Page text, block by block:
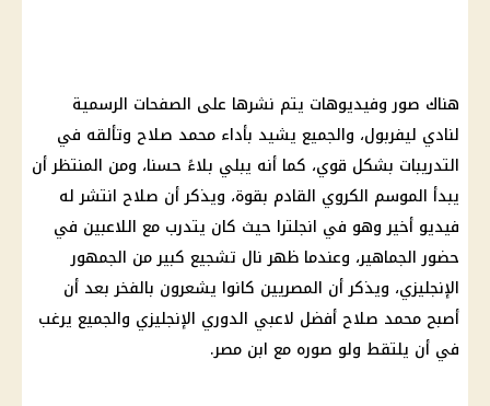
هناك صور وفيديوهات يتم نشرها على الصفحات الرسمية
لنادي ليفربول، والجميع يشيد بأداء محمد صلاح وتألقه في
التدريبات بشكل قوي، كما أنه يبلي بلاءً حسنا، ومن المنتظر أن
يبدأ الموسم الكروي القادم بقوة، ويذكر أن صلاح انتشر له
فيديو أخير وهو في انجلترا حيث كان يتدرب مع اللاعبين في
حضور الجماهير، وعندما ظهر نال تشجيع كبير من الجمهور
الإنجليزي، ويذكر أن المصريين كانوا يشعرون بالفخر بعد أن
أصبح محمد صلاح أفضل لاعبي الدوري الإنجليزي والجميع يرغب
في أن يلتقط ولو صوره مع ابن مصر.